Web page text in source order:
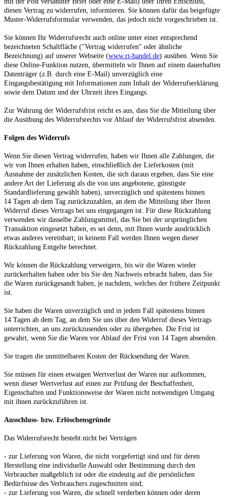
diesen Vertrag zu widerrufen, informieren. Sie können dafür das beigefügte
Muster-Widerrufsformular verwenden, das jedoch nicht vorgeschrieben ist.
Sie können Ihr Widerrufsrecht auch online unter einer entsprechend
bezeichneten Schaltfläche ("Vertrag widerrufen" oder ähnliche
Bezeichnung) auf unserer Webseite (www.rt-handel.de) ausüben. Wenn Sie
diese Online-Funktion nutzen, übermitteln wir Ihnen auf einem dauerhaften
Datenträger (z.B. durch eine E-Mail) unverzüglich eine
Eingangsbestätigung mit Informationen zum Inhalt der Widerrufserklärung
sowie dem Datum und der Uhrzeit ihres Eingangs.
Zur Wahrung der Widerrufsfrist reicht es aus, dass Sie die Mitteilung über
die Ausübung des Widerrufsrechts vor Ablauf der Widerrufsfrist absenden.
Folgen des Widerrufs
Wenn Sie diesen Vertrag widerrufen, haben wir Ihnen alle Zahlungen, die
wir von Ihnen erhalten haben, einschließlich der Lieferkosten (mit
Ausnahme der zusätzlichen Kosten, die sich daraus ergeben, dass Sie eine
andere Art der Lieferung als die von uns angebotene, günstigste
Standardlieferung gewählt haben), unverzüglich und spätestens binnen
14 Tagen ab dem Tag zurückzuzahlen, an dem die Mitteilung über Ihren
Widerruf dieses Vertrags bei uns eingegangen ist. Für diese Rückzahlung
verwenden wir dasselbe Zahlungsmittel, das Sie bei der ursprünglichen
Transaktion eingesetzt haben, es sei denn, mit Ihnen wurde ausdrücklich
etwas anderes vereinbart; in keinem Fall werden Ihnen wegen dieser
Rückzahlung Entgelte berechnet.
Wir können die Rückzahlung verweigern, bis wir die Waren wieder
zurückerhalten haben oder bis Sie den Nachweis erbracht haben, dass Sie
die Waren zurückgesandt haben, je nachdem, welches der frühere Zeitpunkt
ist.
Sie haben die Waren unverzüglich und in jedem Fall spätestens binnen
14 Tagen ab dem Tag, an dem Sie uns über den Widerruf dieses Vertrags
unterrichten, an uns zurückzusenden oder zu übergeben. Die Frist ist
gewahrt, wenn Sie die Waren vor Ablauf der Frist von 14 Tagen absenden.
Sie tragen die unmittelbaren Kosten der Rücksendung der Waren.
Sie müssen für einen etwaigen Wertverlust der Waren nur aufkommen,
wenn dieser Wertverlust auf einen zur Prüfung der Beschaffenheit,
Eigenschaften und Funktionsweise der Waren nicht notwendigen Umgang
mit ihnen zurückzuführen ist.
Ausschluss- bzw. Erlöschensgründe
Das Widerrufsrecht besteht nicht bei Verträgen
- zur Lieferung von Waren, die nicht vorgefertigt sind und für deren
Herstellung eine individuelle Auswahl oder Bestimmung durch den
Verbraucher maßgeblich ist oder die eindeutig auf die persönlichen
Bedürfnisse des Verbrauchers zugeschnitten sind;
- zur Lieferung von Waren, die schnell verderben können oder deren